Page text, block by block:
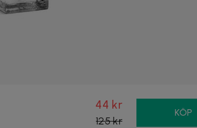
44 kr
125 kr
KÖP